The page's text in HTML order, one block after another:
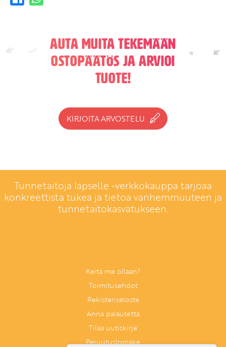
Auta muita tekemään
ostopäätös ja arvioi
tuote!
KIRJOITA ARVOSTELU
Tunnetaitoja lapselle -verkkokauppa tarjoaa
konkreettista tukea ja tietoa vanhemmuuteen ja
tunnetaitokasvatukseen.
Keitä me ollaan?
Toimitusehdot
Rekisteriseloste
Anna palautetta
Tilaa uutiskirje
Peruutuslomake